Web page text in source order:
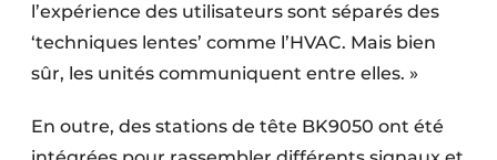
l’expérience des utilisateurs sont séparés des
‘techniques lentes’ comme l’HVAC. Mais bien
sûr, les unités communiquent entre elles. »
En outre, des stations de tête BK9050 ont été